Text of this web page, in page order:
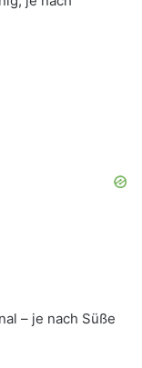
– je nach Süße